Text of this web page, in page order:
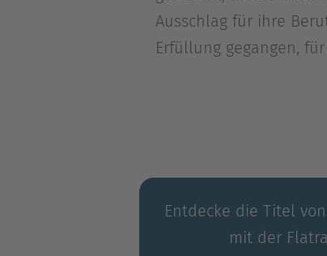
Ausschlag für ihre
Erfüllung gegangen,
Entdecke die Titel
mit der